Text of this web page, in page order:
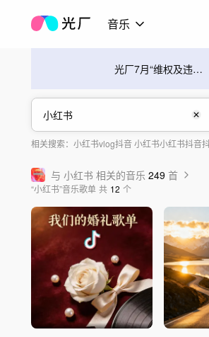
音乐
光厂7月“维权及违规
相关搜索： 小红书vlog抖音 小红书小红书抖音
与 小红书 相关的音乐 249 首
“小红书”音乐歌单 共 12 个